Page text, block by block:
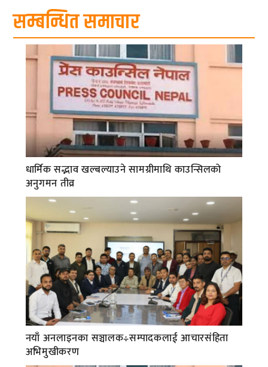
सम्बन्धित समाचार
धार्मिक सद्भाव खल्बल्याउने सामग्रीमाथि काउन्सिलको
अनुगमन तीव्र
नयाँ अनलाइनका सञ्चालक÷सम्पादकलाई आचारसंहिता
अभिमुखीकरण